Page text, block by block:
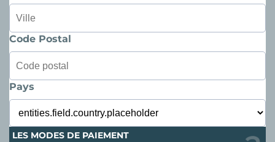
Code Postal
Pays
LES MODES DE PAIEMENT